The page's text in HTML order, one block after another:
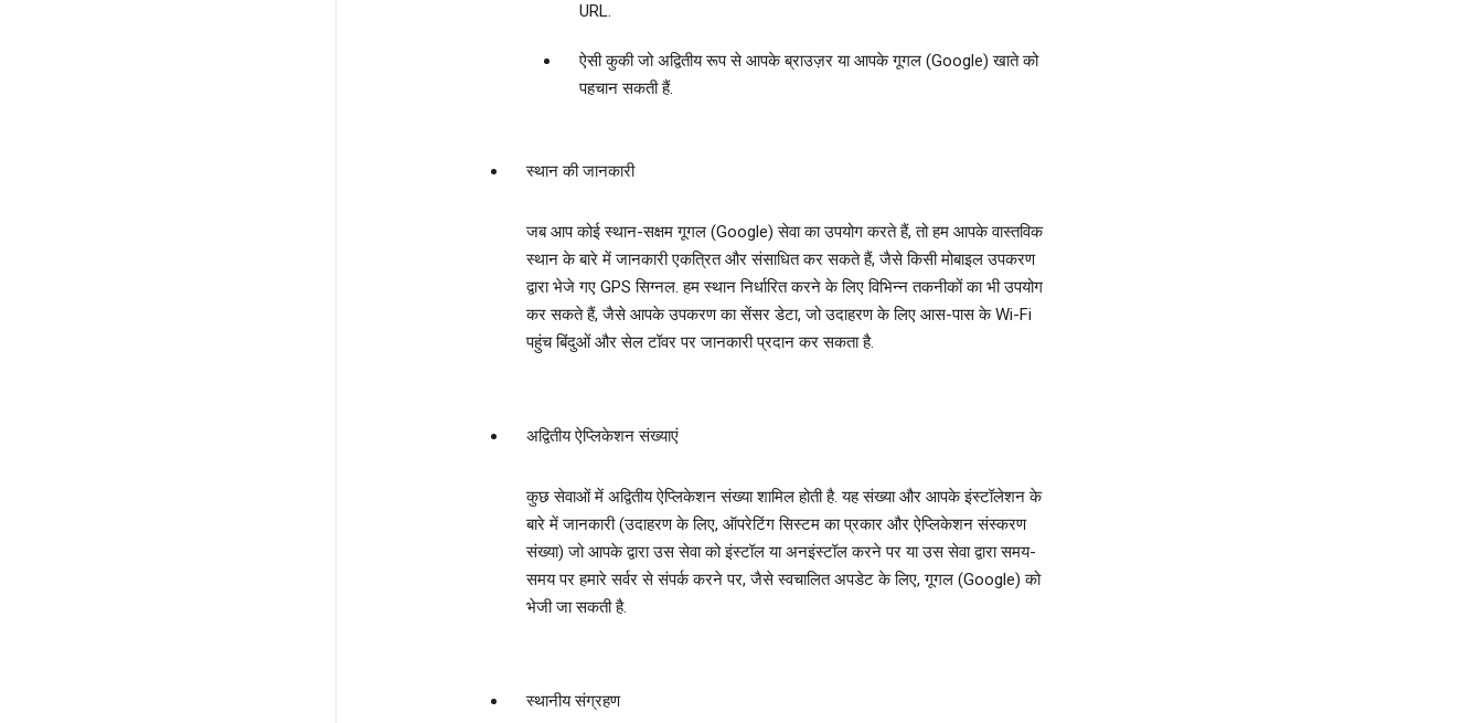
URL.
ऐसी कुकी जो अद्वितीय रूप से आपके ब्राउज़र या आपके गूगल (Google) खाते को
पहचान सकती हैं.
स्‍थान की जानकारी
जब आप कोई स्‍थान-सक्षम गूगल (Google) सेवा का उपयोग करते हैं, तो हम आपके वास्‍तविक
स्‍थान के बारे में जानकारी एकत्रित और संसाधित कर सकते हैं, जैसे किसी मोबाइल उपकरण
द्वारा भेजे गए GPS सिग्‍नल. हम स्‍थान निर्धारित करने के लिए विभिन्‍न तकनीकों का भी उपयोग
कर सकते हैं, जैसे आपके उपकरण का सेंसर डेटा, जो उदाहरण के लिए आस-पास के Wi-Fi
पहुंच बिंदुओं और सेल टॉवर पर जानकारी प्रदान कर सकता है.
अद्वितीय ऐप्लिकेशन संख्‍याएं
कुछ सेवाओं में अद्वितीय ऐप्लिकेशन संख्‍या शामिल होती है. यह संख्‍या और आपके इंस्‍टॉलेशन के
बारे में जानकारी (उदाहरण के लिए, ऑपरेटिंग सिस्‍टम का प्रकार और ऐप्लिकेशन संस्‍करण
संख्‍या) जो आपके द्वारा उस सेवा को इंस्‍टॉल या अनइंस्‍टॉल करने पर या उस सेवा द्वारा समय-
समय पर हमारे सर्वर से संपर्क करने पर, जैसे स्‍वचालित अपडेट के लिए, गूगल (Google) को
भेजी जा सकती है.
स्थानीय संग्रहण